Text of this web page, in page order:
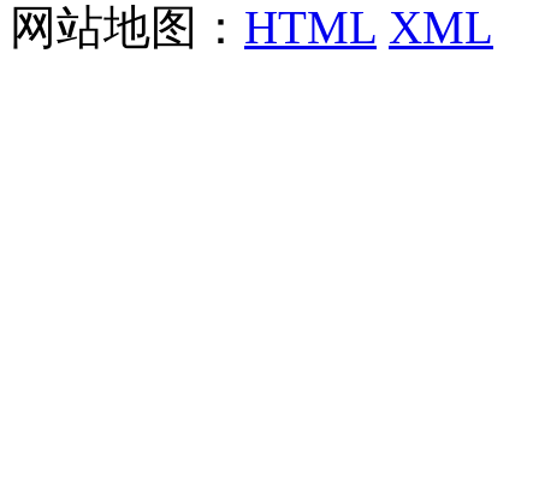
网站地图： HTML XML